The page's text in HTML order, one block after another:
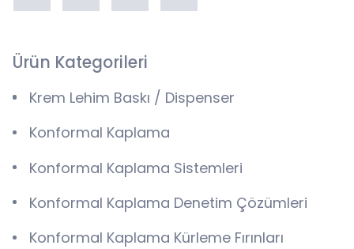
Ürün Kategorileri
Krem Lehim Baskı / Dispenser
Konformal Kaplama
Konformal Kaplama Sistemleri
Konformal Kaplama Denetim Çözümleri
Konformal Kaplama Kürleme Fırınları